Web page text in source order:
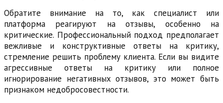
Обратите внимание на то, как специалист или
платформа реагируют на отзывы, особенно на
критические. Профессиональный подход предполагает
вежливые и конструктивные ответы на критику,
стремление решить проблему клиента. Если вы видите
агрессивные ответы на критику или полное
игнорирование негативных отзывов, это может быть
признаком недобросовестности.